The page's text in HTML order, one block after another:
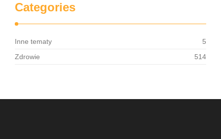
Categories
Inne tematy
5
Zdrowie
514